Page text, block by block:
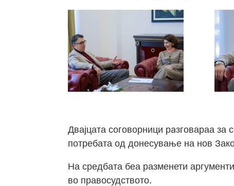
Двајцата соговорници рaзговараа
потребата од донесување на нов
На средбата беа разменети
во правосудството.